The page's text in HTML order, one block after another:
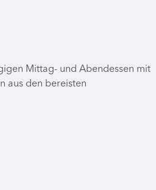
Mittag- und Abendessen mit
aus den bereisten